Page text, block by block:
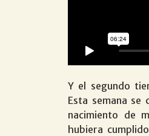
Y el segundo
Esta semana se
nacimiento de
hubiera